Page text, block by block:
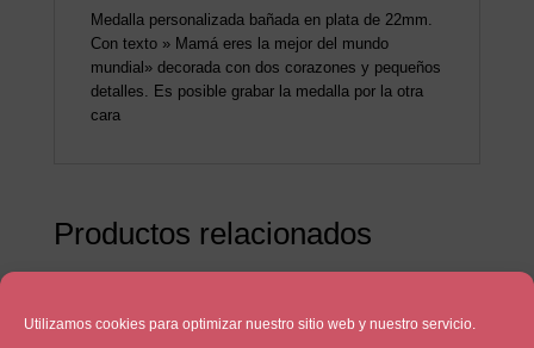
Utilizamos cookies para optimizar nuestro sitio web y nuestro servicio.
Medalla personalizada bañada en plata de 22mm.
Con texto » Mamá eres la mejor del mundo
mundial» decorada con dos corazones y pequeños
detalles. Es posible grabar la medalla por la otra
cara
Productos relacionados